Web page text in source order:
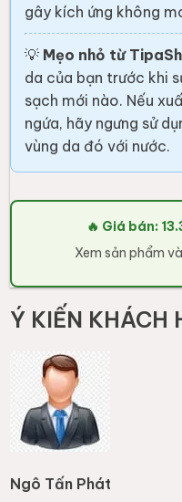
gây kích ứng không
💡 Mẹo nhỏ từ
da của bạn trước khi
sạch mới nào. Nếu
ngứa, hãy ngưng sử
vùng da đó với nước.
🔥 Giá bán:
Xem sản phẩm và
Ý KIẾN KHÁCH
Ngô Tấn Phát